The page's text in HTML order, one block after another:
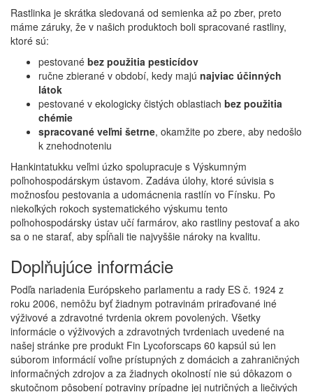
Rastlinka je skrátka sledovaná od semienka až po zber, preto
máme záruky, že v našich produktoch boli spracované rastliny,
ktoré sú:
pestované bez použitia pesticídov
ručne zbierané v období, kedy majú najviac účinných
látok
pestované v ekologicky čistých oblastiach bez použitia
chémie
spracované veľmi šetrne, okamžite po zbere, aby nedošlo
k znehodnoteniu
Hankintatukku veľmi úzko spolupracuje s Výskumným
poľnohospodárskym ústavom. Zadáva úlohy, ktoré súvisia s
možnosťou pestovania a udomácnenia rastlín vo Fínsku. Po
niekoľkých rokoch systematického výskumu tento
poľnohospodársky ústav učí farmárov, ako rastliny pestovať a ako
sa o ne starať, aby spĺňali tie najvyššie nároky na kvalitu.
Doplňujúce informácie
Podľa nariadenia Európskeho parlamentu a rady ES č. 1924 z
roku 2006, nemôžu byť žiadnym potravinám priraďované iné
výživové a zdravotné tvrdenia okrem povolených. Všetky
informácie o výživových a zdravotných tvrdeniach uvedené na
našej stránke pre produkt Fin Lycoforscaps 60 kapsúl sú len
súborom informácií voľne prístupných z domácich a zahraničných
informačných zdrojov a za žiadnych okolností nie sú dôkazom o
skutočnom pôsobení potraviny prípadne jej nutričných a liečivých